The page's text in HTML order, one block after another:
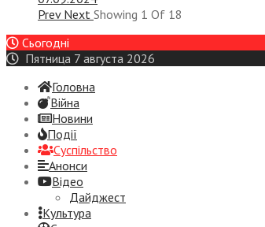
Prev Next Showing 1 Of 18
Сьогодні
Пятница 7 августа 2026
Головна
Війна
Новини
Події
Суспiльство
Анонси
Відео
Дайджест
Культура